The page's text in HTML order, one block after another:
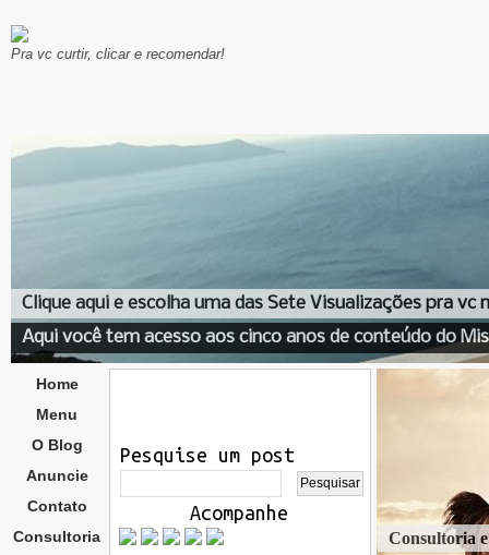
Pra vc curtir, clicar e recomendar!
Clique aqui e escolha uma das Sete Visualizações pra vc
Aqui você tem acesso aos cinco anos de conteúdo do
Home
Menu
O Blog
Anuncie
Contato
Consultoria
Pesquise um post
Acompanhe
Consultoria